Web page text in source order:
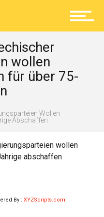
wollen
für über 75-
Wollen
Abschaffen
wollen
abschaffen
By : XYZScripts.com